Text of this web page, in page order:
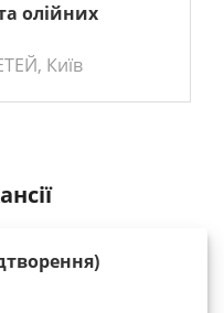
олійних
Київ